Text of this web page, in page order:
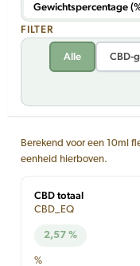
Gewichtspercentage
FILTER
Alle CBD-
Berekend voor een 10ml
eenheid hierboven.
CBD totaal
CBD_EQ
2,57 %
%